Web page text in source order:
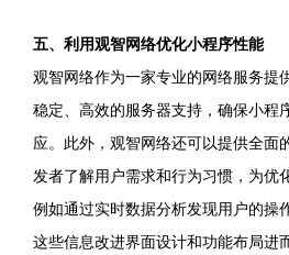
五、利用观智网络优化小程序性能
观智网络作为一家专业的网络服务提
稳定、高效的服务器支持，确保小程
应。此外，观智网络还可以提供全面
发者了解用户需求和行为习惯，为优
例如通过实时数据分析发现用户的操
这些信息改进界面设计和功能布局进